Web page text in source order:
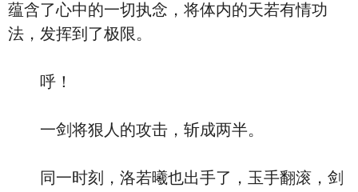
蕴含了心中的一切执念，将体内的天若有情功
法，发挥到了极限。
呼！
一剑将狠人的攻击，斩成两半。
同一时刻，洛若曦也出手了，玉手翻滚，剑